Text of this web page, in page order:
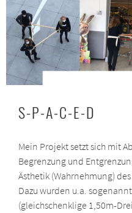
S-P-A-C-E-D
Mein Projekt setzt sich mit
Begrenzung und
Ästhetik (Wahrnehmung)
Dazu wurden u.a.
(gleichschenklige 1,50m-